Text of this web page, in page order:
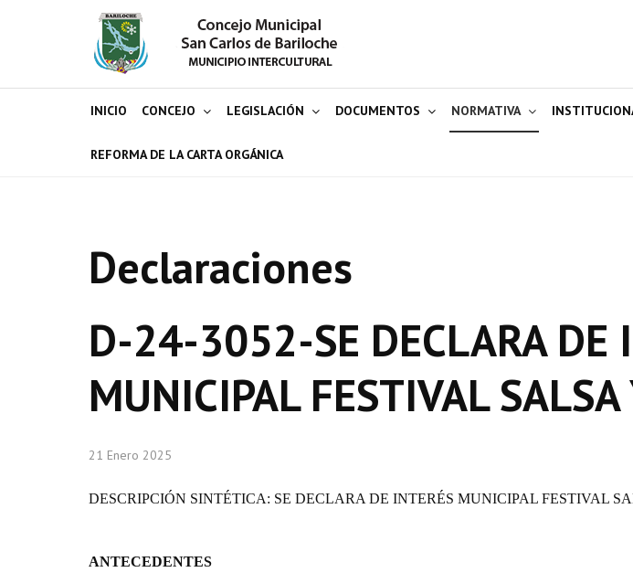
INICIO CONCEJO LEGISLACIÓN DOCUMENTOS NORMATIVA
REFORMA DE LA CARTA ORGÁNICA
Declaraciones
D-24-3052-SE DECLARA DE
MUNICIPAL FESTIVAL SALSA
21 Enero 2025
DESCRIPCIÓN SINTÉTICA: SE DECLARA DE INTERÉS MUNICIPAL FESTIVAL
ANTECEDENTES